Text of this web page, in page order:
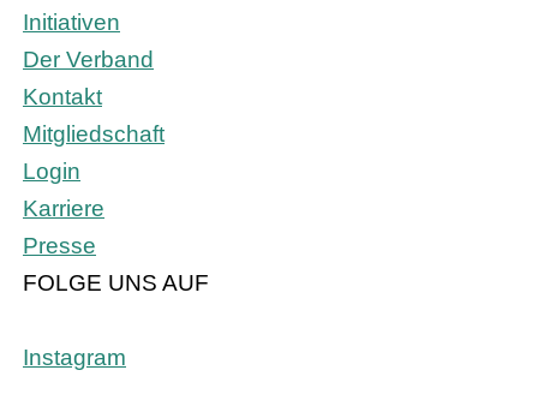
Initiativen
Der Verband
Kontakt
Mitgliedschaft
Login
Karriere
Presse
FOLGE UNS AUF
Instagram